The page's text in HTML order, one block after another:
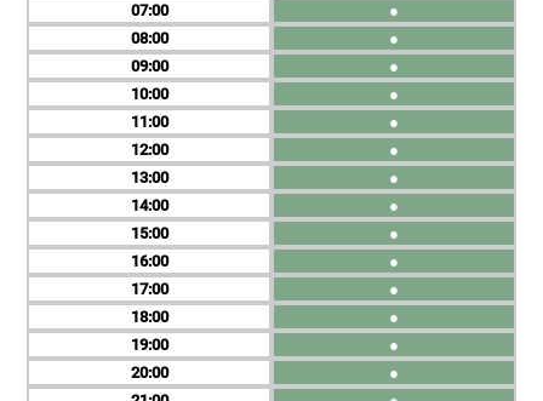
07
08
09
10
11
12
13
14
15
16
17
18
19
20
●
●
●
●
●
●
●
●
●
●
●
●
●
●